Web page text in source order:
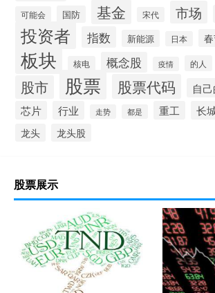
可能会 国防 基金 宋代 市场
投资者 指数 新能源 日本
板块 核电 概念股 疫情 的人
股市 股票 股票代码 自
芯片 行业 走势 都是 重工 长
龙头 龙头股
股票展示